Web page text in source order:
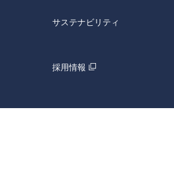
サステナビリティ
採用情報